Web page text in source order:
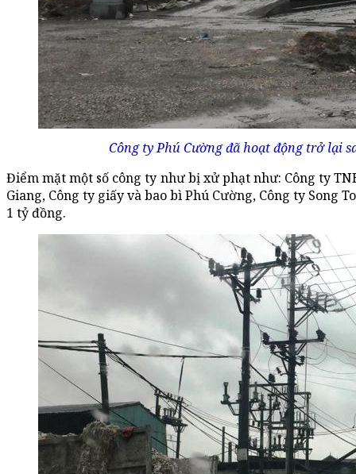
Công ty Phú Cường đã hoạt động trở lại
Điểm mặt một số công ty như bị xử phạt như: Công ty
Giang, Công ty giấy và bao bì Phú Cường, Công ty Song
1 tỷ đồng.